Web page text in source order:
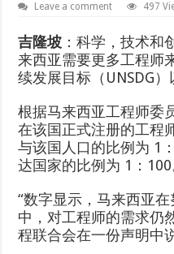
Leave a comment
497
吉隆坡 ：科学，技术和
来西亚需要更多工程师
续发展目标（UNSDG）
根据马来西亚工程师委
在该国正式注册的工程
与该国人口的比例为 1
达国家的比例为 1：100
“数字显示，马来西亚
中，对工程师的需求仍
程联合会在一份声明中